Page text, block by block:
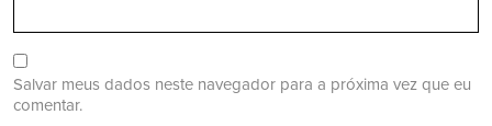
Salvar meus dados neste navegador para a próxima vez que eu
comentar.